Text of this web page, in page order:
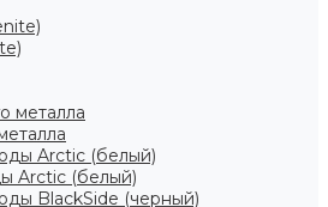
Arctic (белый)